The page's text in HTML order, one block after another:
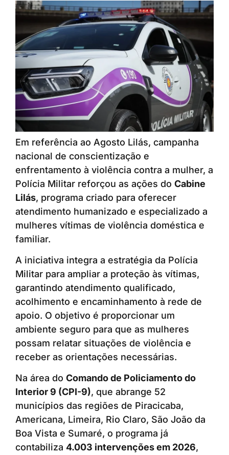
Em referência ao Agosto Lilás, campanha
nacional de conscientização e
enfrentamento à violência contra a mulher, a
Polícia Militar reforçou as ações do Cabine
Lilás, programa criado para oferecer
atendimento humanizado e especializado a
mulheres vítimas de violência doméstica e
familiar.
A iniciativa integra a estratégia da Polícia
Militar para ampliar a proteção às vítimas,
garantindo atendimento qualificado,
acolhimento e encaminhamento à rede de
apoio. O objetivo é proporcionar um
ambiente seguro para que as mulheres
possam relatar situações de violência e
receber as orientações necessárias.
Na área do Comando de Policiamento do
Interior 9 (CPI-9), que abrange 52
municípios das regiões de Piracicaba,
Americana, Limeira, Rio Claro, São João da
Boa Vista e Sumaré, o programa já
contabiliza 4.003 intervenções em 2026,